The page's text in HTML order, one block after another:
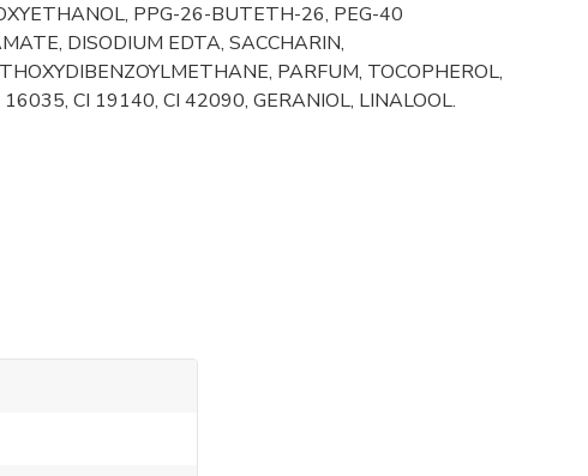
PPG-26-BUTETH-26, PEG-40
DISODIUM EDTA, SACCHARIN,
PARFUM, TOCOPHEROL,
CI 19140, CI 42090, GERANIOL, LINALOOL.